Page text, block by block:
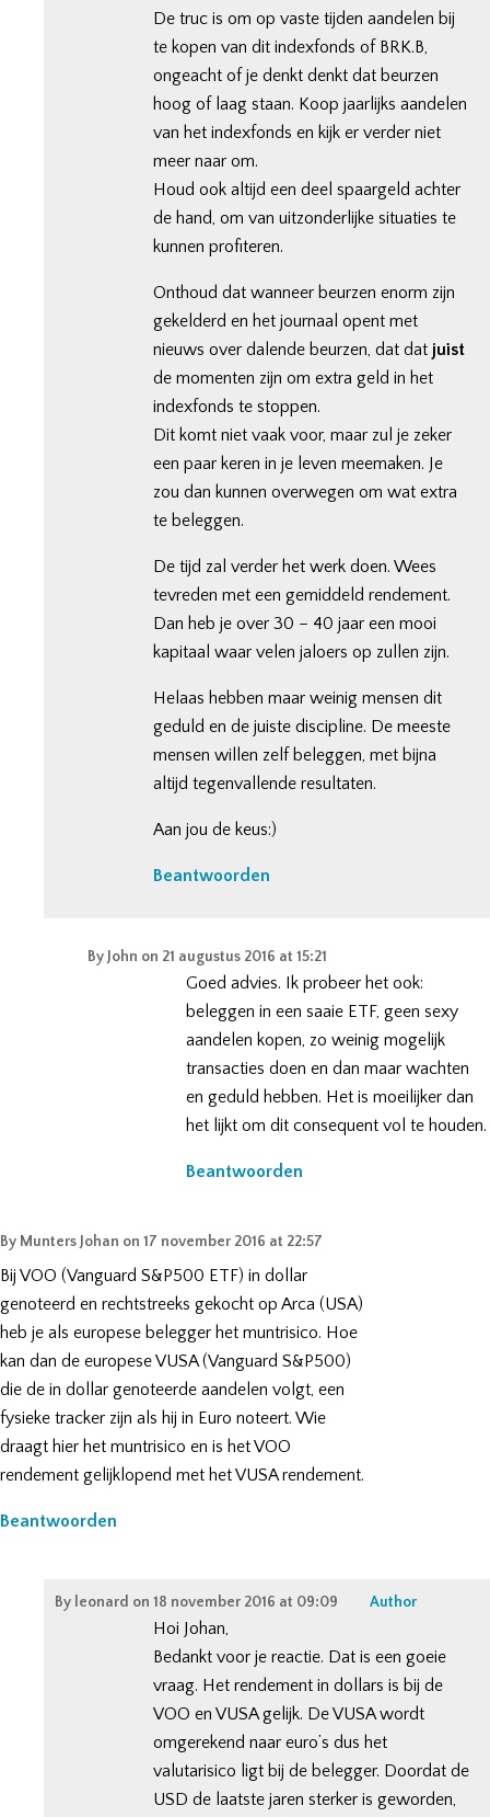
De truc is om op vaste tijden aandelen bij
te kopen van dit indexfonds of BRK.B,
ongeacht of je denkt denkt dat beurzen
hoog of laag staan. Koop jaarlijks aandelen
van het indexfonds en kijk er verder niet
meer naar om.
Houd ook altijd een deel spaargeld achter
de hand, om van uitzonderlijke situaties te
kunnen profiteren.
Onthoud dat wanneer beurzen enorm zijn
gekelderd en het journaal opent met
nieuws over dalende beurzen, dat dat juist
de momenten zijn om extra geld in het
indexfonds te stoppen.
Dit komt niet vaak voor, maar zul je zeker
een paar keren in je leven meemaken. Je
zou dan kunnen overwegen om wat extra
te beleggen.
De tijd zal verder het werk doen. Wees
tevreden met een gemiddeld rendement.
Dan heb je over 30 – 40 jaar een mooi
kapitaal waar velen jaloers op zullen zijn.
Helaas hebben maar weinig mensen dit
geduld en de juiste discipline. De meeste
mensen willen zelf beleggen, met bijna
altijd tegenvallende resultaten.
Aan jou de keus:)
Beantwoorden
By John on 21 augustus 2016 at 15:21
Goed advies. Ik probeer het ook:
beleggen in een saaie ETF, geen sexy
aandelen kopen, zo weinig mogelijk
transacties doen en dan maar wachten
en geduld hebben. Het is moeilijker dan
het lijkt om dit consequent vol te houden.
Beantwoorden
By Munters Johan on 17 november 2016 at 22:57
Bij VOO (Vanguard S&P500 ETF) in dollar
genoteerd en rechtstreeks gekocht op Arca (USA)
heb je als europese belegger het muntrisico. Hoe
kan dan de europese VUSA (Vanguard S&P500)
die de in dollar genoteerde aandelen volgt, een
fysieke tracker zijn als hij in Euro noteert. Wie
draagt hier het muntrisico en is het VOO
rendement gelijklopend met het VUSA rendement.
Beantwoorden
By leonard on 18 november 2016 at 09:09 Author
Hoi Johan,
Bedankt voor je reactie. Dat is een goeie
vraag. Het rendement in dollars is bij de
VOO en VUSA gelijk. De VUSA wordt
omgerekend naar euro’s dus het
valutarisico ligt bij de belegger. Doordat de
USD de laatste jaren sterker is geworden,